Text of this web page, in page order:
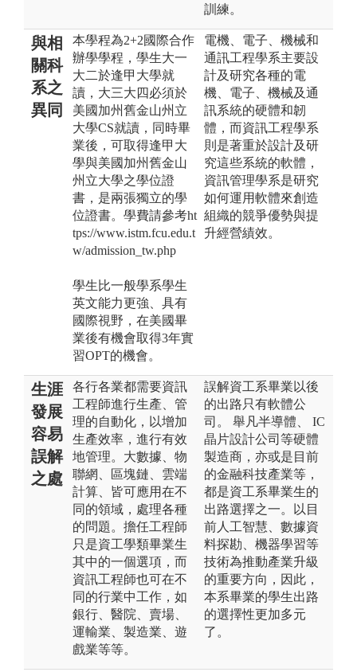
訓練。
與相
關科
系之
異同
本學程為2+2國際合作
辦學學程，學生大一
大二於逢甲大學就
讀，大三大四必須於
美國加州舊金山州立
大學CS就讀，同時畢
業後，可取得逢甲大
學與美國加州舊金山
州立大學之學位證
書，是兩張獨立的學
位證書。學費請參考ht
tps://www.istm.fcu.edu.t
w/admission_tw.php
學生比一般學系學生
英文能力更強、具有
國際視野，在美國畢
業後有機會取得3年實
習OPT的機會。
電機、電子、機械和
通訊工程學系主要設
計及研究各種的電
機、電子、機械及通
訊系統的硬體和韌
體，而資訊工程學系
則是著重於設計及研
究這些系統的軟體，
資訊管理學系是研究
如何運用軟體來創造
組織的競爭優勢與提
升經營績效。
生涯
發展
容易
誤解
之處
各行各業都需要資訊
工程師進行生產、管
理的自動化，以增加
生產效率，進行有效
地管理。大數據、物
聯網、區塊鏈、雲端
計算、皆可應用在不
同的領域，處理各種
的問題。擔任工程師
只是資工學類畢業生
其中的一個選項，而
資訊工程師也可在不
同的行業中工作，如
銀行、醫院、賣場、
運輸業、製造業、遊
戲業等等。
誤解資工系畢業以後
的出路只有軟體公
司。 舉凡半導體、 IC
晶片設計公司等硬體
製造商，亦或是目前
的金融科技產業等，
都是資工系畢業生的
出路選擇之一。以目
前人工智慧、數據資
料探勘、機器學習等
技術為推動產業升級
的重要方向，因此，
本系畢業的學生出路
的選擇性更加多元
了。